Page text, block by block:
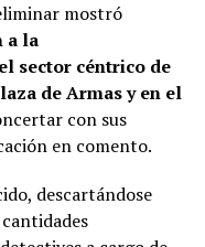
mostró
a la
sector céntrico de
de Armas y en el
con sus
en comento.
descartándose